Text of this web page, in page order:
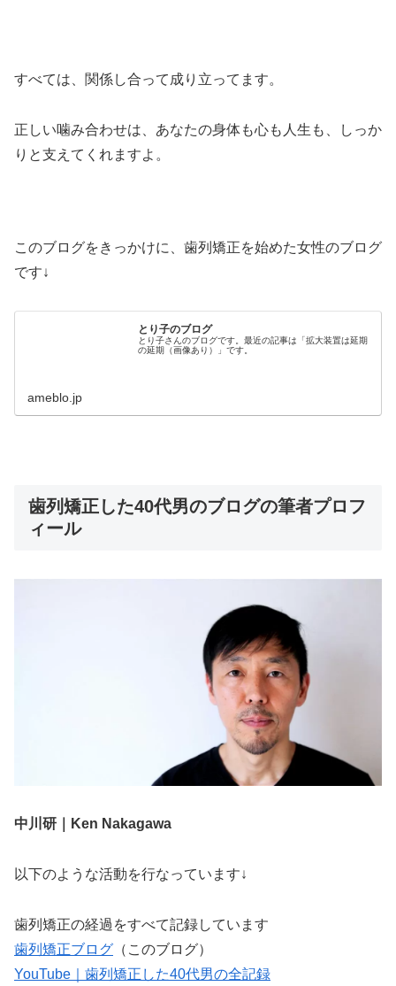
すべては、関係し合って成り立ってます。
正しい噛み合わせは、あなたの身体も心も人生も、しっか
りと支えてくれますよ。
このブログをきっかけに、歯列矯正を始めた女性のブログ
です↓
とり子のブログ
とり子さんのブログです。最近の記事は「拡大装置は延期
の延期（画像あり）」です。
ameblo.jp
歯列矯正した40代男のブログの筆者プロフ
ィール
中川研｜Ken Nakagawa
以下のような活動を行なっています↓
歯列矯正の経過をすべて記録しています
歯列矯正ブログ （このブログ）
YouTube｜歯列矯正した40代男の全記録